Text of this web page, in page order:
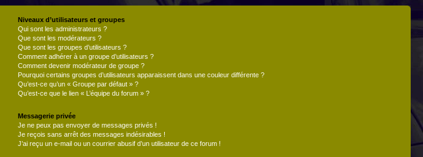
Niveaux d’utilisateurs et groupes
Qui sont les administrateurs ?
Que sont les modérateurs ?
Que sont les groupes d’utilisateurs ?
Comment adhérer à un groupe d’utilisateurs ?
Comment devenir modérateur de groupe ?
Pourquoi certains groupes d’utilisateurs apparaissent dans une couleur différente ?
Qu’est-ce qu’un « Groupe par défaut » ?
Qu’est-ce que le lien « L’équipe du forum » ?
Messagerie privée
Je ne peux pas envoyer de messages privés !
Je reçois sans arrêt des messages indésirables !
J’ai reçu un e-mail ou un courrier abusif d’un utilisateur de ce forum !